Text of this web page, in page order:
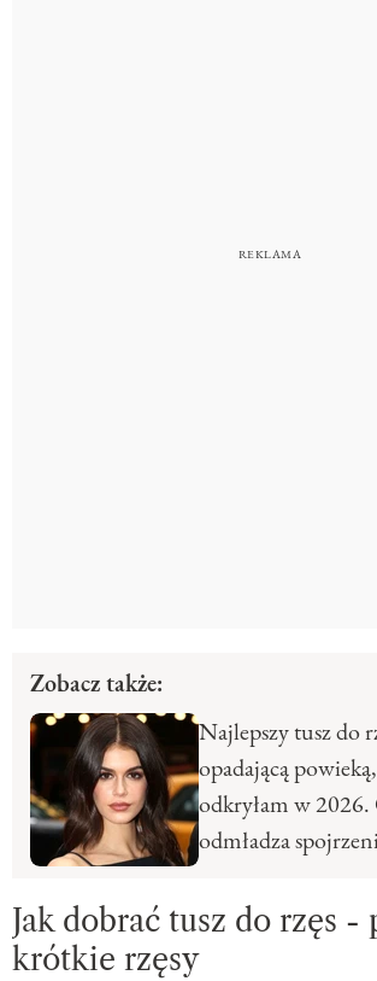
Zobacz także:
Najlepszy tusz do
opadającą
odkryłam w
odmładza
Jak dobrać tusz do rzęs -
krótkie rzęsy